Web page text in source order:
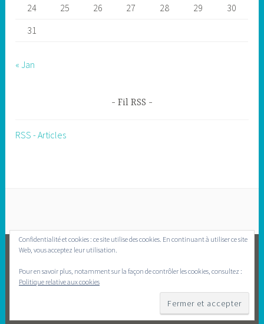
24
25 26 27 28 29
30
31
« Jan
Fil RSS
RSS - Articles
FACEBOOK
FIÈREMENT PROPULSÉ PAR WORDPRESS |
AUTOMATTIC.
Confidentialité et cookies : ce site utilise des cookies. En continuant à utiliser ce site
Web, vous acceptez leur utilisation.
Pour en savoir plus, notamment sur la façon de contrôler les cookies, consultez :
Politique relative aux cookies